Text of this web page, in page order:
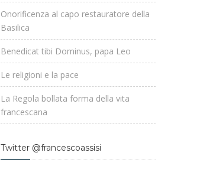
Onorificenza al capo restauratore della
Basilica
Benedicat tibi Dominus, papa Leo
Le religioni e la pace
La Regola bollata forma della vita
francescana
Twitter @francescoassisi